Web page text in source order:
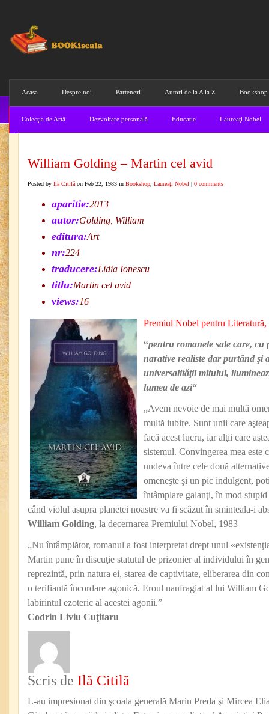
Acasa Despre noi Parteneri Autori de la A la Z Bookshop
Colecţia de Artă Dezvoltare personală Educatie Laureaţi Nobel
William Golding – Martin cel avid
Posted by Ilă Citilă on Feb 22, 1983 in Bookshop Laureaţi Nobel | 0 comments
aparitie:2013
autor:Golding, William
editura:Art
nr:224
traducere:Lidia Ionescu
titlu:Martin cel avid
views:16
Premiul Nobel pentru Literatură,
“pentru romanele sale care, cu
narative realiste dar purtând şi
universalităţii mitului,
lumea de azi“
„Avem nevoie de mai multă
multă iubire. Sunt unii care
facă acest lucru, iar alţii care
sistemul. Convingerea mea este
undeva între cele două
omeneşte şi un pic indulgent,
întâmplare galanţi, în mod
când violul asupra planetei noastre va fi scăzut în sminteala-i
William Golding, la decernarea Premiului Nobel, 1983
„Nu întâmplător, romanul a fost interpretat drept unul
Martin pune în discuţie statutul de prizonier al individului în
reprezintă, prin natura ei, starea de captivitate, eliberarea din
o terifiantă încordare agonică. Eroul naufragiat al lui William
labirintul ezoteric al acestei agonii.”
Codrin Liviu Cuţitaru
Scris de Ilă Citilă
L-au impresionat din şcoala generală Marin Preda şi Mircea